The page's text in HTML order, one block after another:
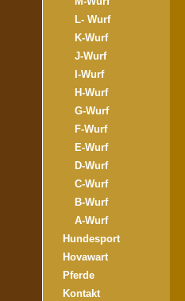
L- Wurf
K-Wurf
J-Wurf
I-Wurf
H-Wurf
G-Wurf
F-Wurf
E-Wurf
D-Wurf
C-Wurf
B-Wurf
A-Wurf
Hundesport
Hovawart
Pferde
Kontakt